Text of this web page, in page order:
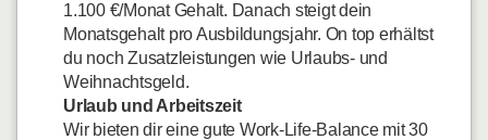
1.100 €/Monat Gehalt. Danach steigt dein
Monatsgehalt pro Ausbildungsjahr. On top erhältst
du noch Zusatzleistungen wie Urlaubs- und
Weihnachtsgeld.
Urlaub und Arbeitszeit
Wir bieten dir eine gute Work-Life-Balance mit 30